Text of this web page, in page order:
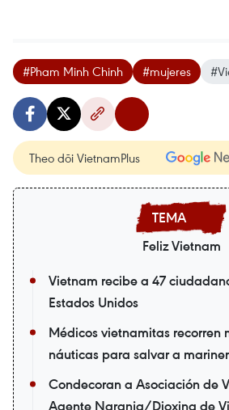
#Pham Minh Chinh #mujeres
Theo dõi VietnamPlus
Feliz Vietnam
Vietnam recibe a 47
Estados Unidos
Médicos vietnamitas recorren
náuticas para salvar a
Condecoran a Asociación de
Agente Naranja/Dioxina de